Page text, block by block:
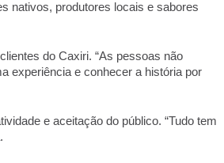
nativos, produtores locais e sabores
do Caxiri. “As pessoas não
experiência e conhecer a história por
e aceitação do público. “Tudo tem